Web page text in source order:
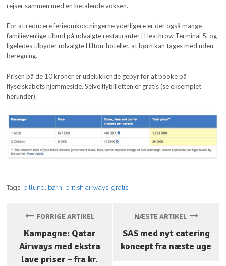
rejser sammen med en betalende voksen.
For at reducere ferieomkostningerne yderligere er der også mange
familievenlige tilbud på udvalgte restauranter i Heathrow Terminal 5, og
ligeledes tilbyder udvalgte Hilton-hoteller, at børn kan tages med uden
beregning.
Prisen på de 10 kroner er udelukkende gebyr for at booke på
flyselskabets hjemmeside. Selve flybilletten er gratis (se eksemplet
herunder).
Tags: billund, børn, british airways,gratis
FORRIGE ARTIKEL
Kampagne: Qatar
Airways med ekstra
lave priser – fra kr.
NÆSTE ARTIKEL
SAS med nyt catering
koncept fra næste uge